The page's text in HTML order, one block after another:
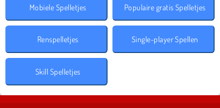
Mobiele Spelletjes Populaire gratis Spelletjes
Renspelletjes Single-player Spellen
Skill Spelletjes